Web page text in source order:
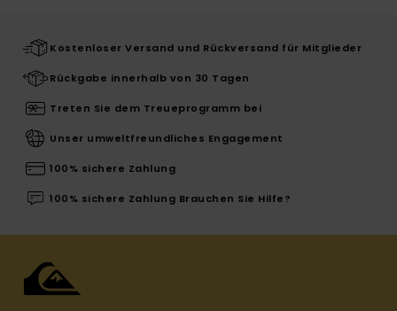
Kostenloser Versand und Rückversand für Mitglieder
Rückgabe innerhalb von 30 Tagen
Treten Sie dem Treueprogramm bei
Unser umweltfreundliches Engagement
100% sichere Zahlung
100% sichere Zahlung Brauchen Sie Hilfe?